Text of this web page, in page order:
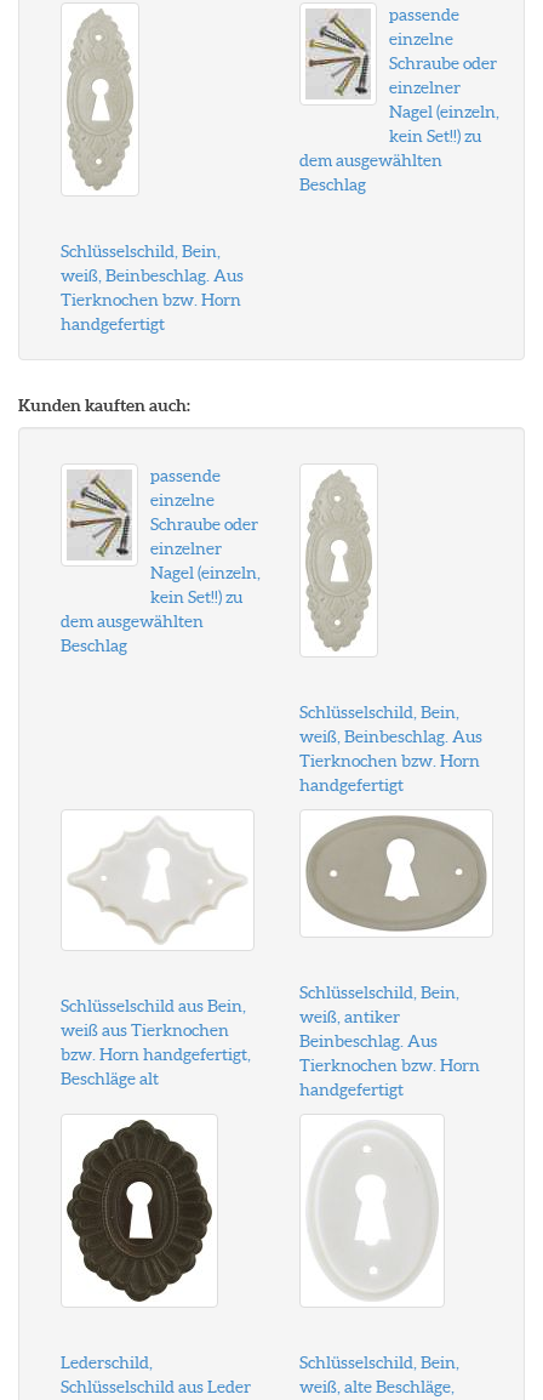
Schlüsselschild, Bein,
weiß, Beinbeschlag. Aus
Tierknochen bzw. Horn
handgefertigt
passende
einzelne
Schraube oder
einzelner
Nagel (einzeln,
kein Set!!) zu
dem ausgewählten
Beschlag
Kunden kauften auch:
passende
einzelne
Schraube oder
einzelner
Nagel (einzeln,
kein Set!!) zu
dem ausgewählten
Beschlag
Schlüsselschild, Bein,
weiß, Beinbeschlag. Aus
Tierknochen bzw. Horn
handgefertigt
Schlüsselschild aus Bein,
weiß aus Tierknochen
bzw. Horn handgefertigt,
Beschläge alt
Schlüsselschild, Bein,
weiß, antiker
Beinbeschlag. Aus
Tierknochen bzw. Horn
handgefertigt
Lederschild,
Schlüsselschild aus Leder
Schlüsselschild, Bein,
weiß, alte Beschläge,